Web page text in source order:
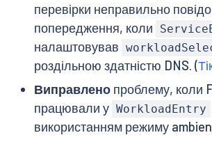
перевірки неправильно
попередження, коли
налаштовував
роздільною здатністю DNS. (
Виправленопроблему, коли
працювали у WorkloadEntry
використанням режиму